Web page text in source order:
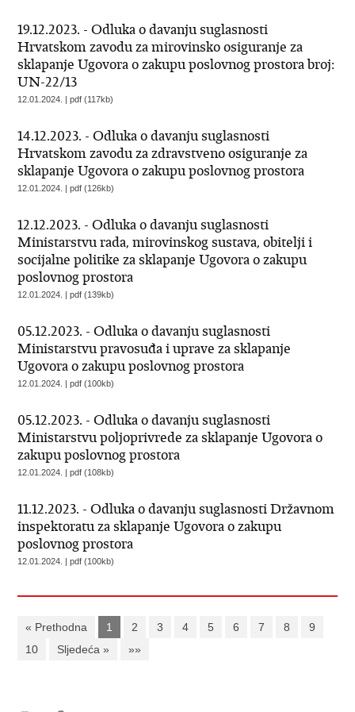
19.12.2023. - Odluka o davanju suglasnosti
Hrvatskom zavodu za mirovinsko osiguranje za
sklapanje Ugovora o zakupu poslovnog prostora broj:
UN-22/13
12.01.2024. | pdf (117kb)
14.12.2023. - Odluka o davanju suglasnosti
Hrvatskom zavodu za zdravstveno osiguranje za
sklapanje Ugovora o zakupu poslovnog prostora
12.01.2024. | pdf (126kb)
12.12.2023. - Odluka o davanju suglasnosti
Ministarstvu rada, mirovinskog sustava, obitelji i
socijalne politike za sklapanje Ugovora o zakupu
poslovnog prostora
12.01.2024. | pdf (139kb)
05.12.2023. - Odluka o davanju suglasnosti
Ministarstvu pravosuđa i uprave za sklapanje
Ugovora o zakupu poslovnog prostora
12.01.2024. | pdf (100kb)
05.12.2023. - Odluka o davanju suglasnosti
Ministarstvu poljoprivrede za sklapanje Ugovora o
zakupu poslovnog prostora
12.01.2024. | pdf (108kb)
11.12.2023. - Odluka o davanju suglasnosti Državnom
inspektoratu za sklapanje Ugovora o zakupu
poslovnog prostora
12.01.2024. | pdf (100kb)
« Prethodna 1 2 3 4 5 6 7 8
9
10
Sljedeća » »»